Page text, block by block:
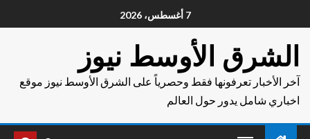
7 أغسطس، 2026
الشرق الأوسط نيوز
آخر الأخبار تعرفونها فقط وحصرياً على الشرق الأوسط نيوز موقع
اخباري شامل يدور حول العالم